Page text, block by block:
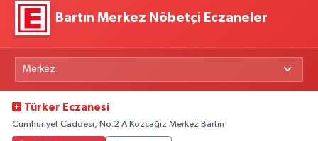
Bartın Merkez Nöbetçi Eczaneler
Türker Eczanesi
Cumhuriyet Caddesi, No:2 A Kozcağız Merkez Bartın